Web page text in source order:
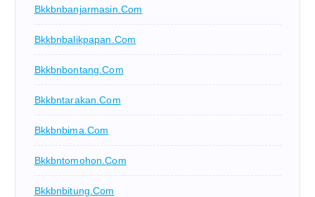
Bkkbnbanjarmasin.com
Bkkbnbalikpapan.com
Bkkbnbontang.com
Bkkbntarakan.com
Bkkbnbima.com
Bkkbntomohon.com
Bkkbnbitung.com